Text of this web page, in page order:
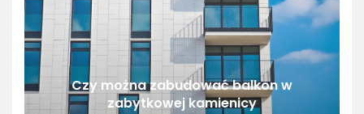
Czy można zabudować balkon w
zabytkowej kamienicy